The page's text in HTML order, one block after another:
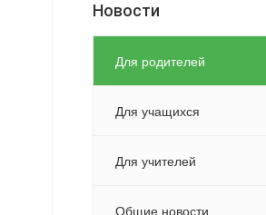
Новости
Для родителей
Для учащихся
Для учителей
Общие новости